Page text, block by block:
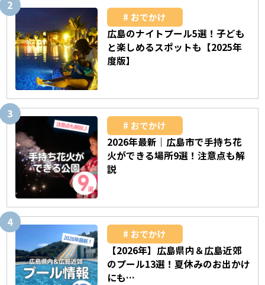
おでかけ
広島のナイトプール5選！子ども
と楽しめるスポットも【2025年
度版】
おでかけ
2026年最新｜広島市で手持ち花
火ができる場所9選！注意点も解
説
おでかけ
【2026年】広島県内＆広島近郊
のプール13選！夏休みのお出かけ
にも…